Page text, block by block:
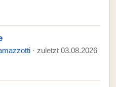
· zuletzt 03.08.2026